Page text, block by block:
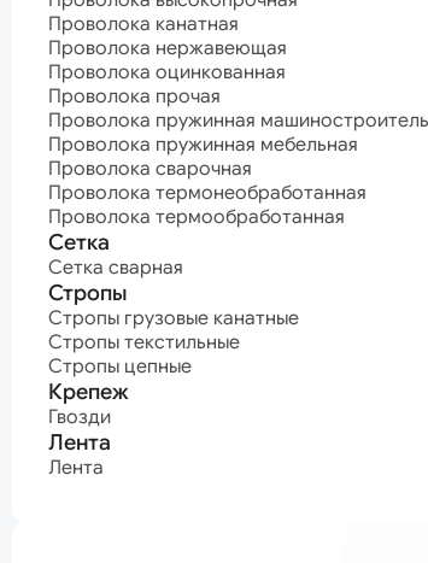
Проволока канатная
Проволока нержавеющая
Проволока оцинкованная
Проволока прочая
Проволока пружинная
Проволока пружинная мебельная
Проволока сварочная
Проволока термонеобработанная
Проволока термообработанная
Сетка
Сетка сварная
Стропы
Стропы грузовые канатные
Стропы текстильные
Стропы цепные
Крепеж
Гвозди
Лента
Лента